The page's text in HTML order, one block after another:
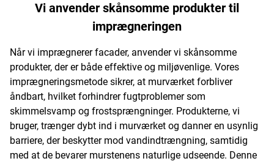
Vi anvender skånsomme produkter til
imprægneringen
Når vi imprægnerer facader, anvender vi skånsomme
produkter, der er både effektive og miljøvenlige. Vores
imprægneringsmetode sikrer, at murværket forbliver
åndbart, hvilket forhindrer fugtproblemer som
skimmelsvamp og frostsprængninger. Produkterne, vi
bruger, trænger dybt ind i murværket og danner en usynlig
barriere, der beskytter mod vandindtrængning, samtidig
med at de bevarer murstenens naturlige udseende. Denne